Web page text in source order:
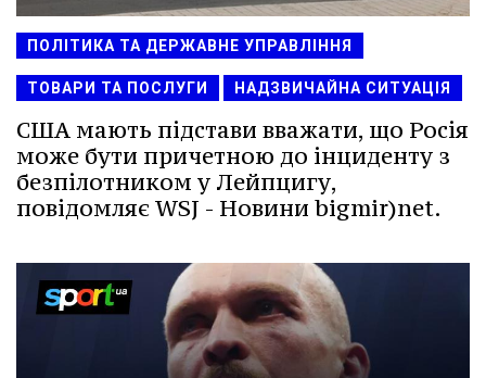
ПОЛІТИКА ТА ДЕРЖАВНЕ УПРАВЛІННЯ
ТОВАРИ ТА ПОСЛУГИ НАДЗВИЧАЙНА СИТУАЦІЯ
США мають підстави вважати, що Росія
може бути причетною до інциденту з
безпілотником у Лейпцигу,
повідомляє WSJ - Новини bigmir)net.